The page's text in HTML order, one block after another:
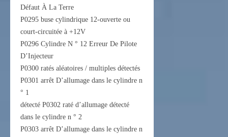
Défaut À La Terre
P0295 buse cylindrique 12-ouverte ou
court-circuitée à +12V
P0296 Cylindre N ° 12 Erreur De Pilote
D’Injecteur
P0300 ratés aléatoires / multiples détectés
P0301 arrêt D’allumage dans le cylindre n
° 1
détecté P0302 raté d’allumage détecté
dans le cylindre n ° 2
P0303 arrêt D’allumage dans le cylindre n